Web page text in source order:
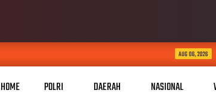
KABID HUMAS POLDA
HOME POLRI DAERAH NASIONAL